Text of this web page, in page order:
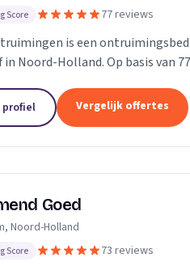
Score 77 reviews
is een
Noord-Holland. Op basis van
profiel Vergelijk offertes
Goed
Noord-Holland
Score 73 reviews